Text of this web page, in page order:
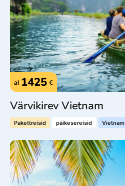
al 1425 €
Värvikirev Vietnam
Pakettreisid päikesereisid Vietnam